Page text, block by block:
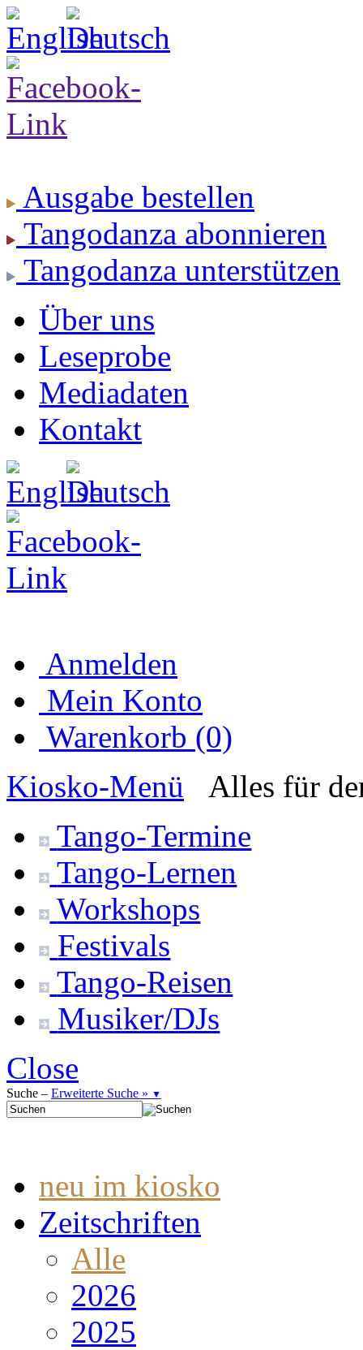
Ausgabe bestellen
Tangodanza abonnieren
Tangodanza unterstützen
Über uns
Leseprobe
Mediadaten
Kontakt
Anmelden
Mein Konto
Warenkorb (0)
Kiosko-Menü
Alles für
Tango-Termine
Tango-Lernen
Workshops
Festivals
Tango-Reisen
Musiker/DJs
Close
Suche – Erweiterte Suche » ▼
neu im kiosko
Zeitschriften
Alle
2026
2025